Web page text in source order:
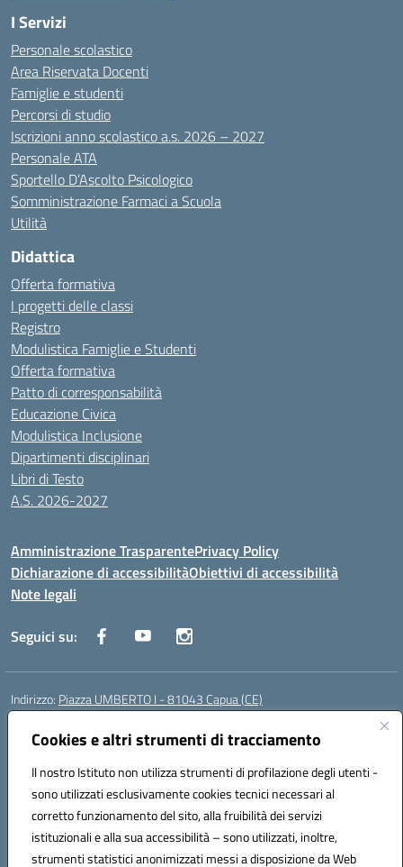
Cookies e altri strumenti di tracciamento
Il nostro Istituto non utilizza strumenti di profilazione degli utenti -
sono utilizzati esclusivamente cookies tecnici necessari al
corretto funzionamento del sito, alla fruibilità dei servizi
istituzionali e alla sua accessibilità – sono utilizzati, inoltre,
strumenti statistici anonimizzati messi a disposizione da Web
I Servizi
Personale scolastico
Area Riservata Docenti
Famiglie e studenti
Percorsi di studio
Iscrizioni anno scolastico a.s. 2026 – 2027
Personale ATA
Sportello D’Ascolto Psicologico
Somministrazione Farmaci a Scuola
Utilità
Didattica
Offerta formativa
I progetti delle classi
Registro
Modulistica Famiglie e Studenti
Offerta formativa
Patto di corresponsabilità
Educazione Civica
Modulistica Inclusione
Dipartimenti disciplinari
Libri di Testo
A.S. 2026-2027
Amministrazione TrasparentePrivacy Policy
Dichiarazione di accessibilitàObiettivi di accessibilità
Note legali
Seguici su:
Indirizzo: Piazza UMBERTO I - 81043 Capua (CE)
Centralino:
Posta elettronica certificata (PEC):cepm03000d@pec.istruzione.it
Codice fiscale: 93034560610
Codice meccanografico:CEPM03000D
Codice Indice delle Pubbliche Amministrazioni (IPA): istsc_cepm03000d
Codice unico di fatturazione (CUF): UF7IYN